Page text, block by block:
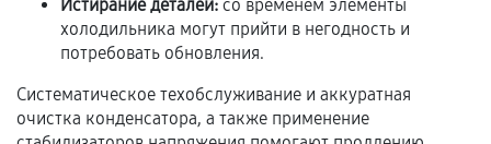
Когда гарантия не действует
Нарушение правил эксплуатации,
механические повреждения, попадание влаги,
Истирание деталей: со временем элементы
холодильника могут прийти в негодность и
потребовать обновления.
Систематическое техобслуживание и аккуратная
очистка конденсатора, а также применение